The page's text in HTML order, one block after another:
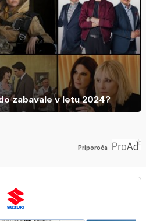
zabavale v letu 2024?
Priporoča